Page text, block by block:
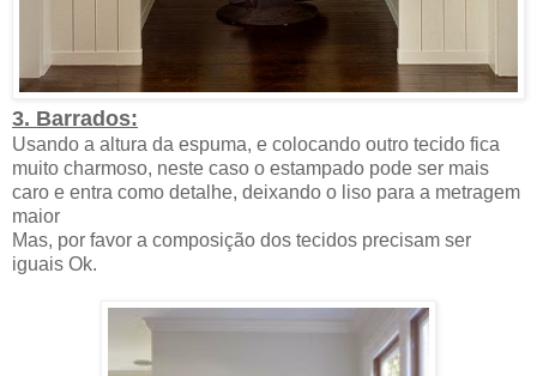
3. Barrados:
Usando a altura da espuma, e colocando outro tecido fica
muito charmoso, neste caso o estampado pode ser mais
caro e entra como detalhe, deixando o liso para a metragem
maior
Mas, por favor a composição dos tecidos precisam ser
iguais Ok.